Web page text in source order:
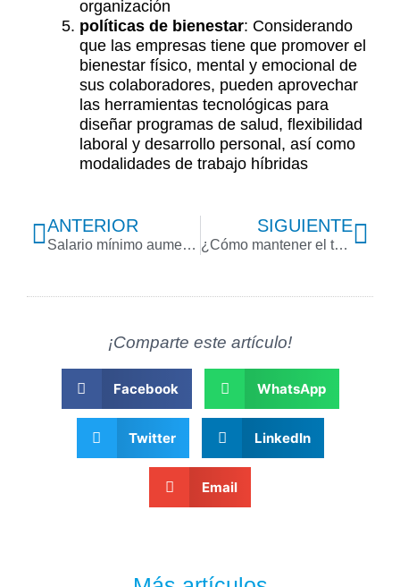
organización
políticas de bienestar: Considerando
que las empresas tiene que promover el
bienestar físico, mental y emocional de
sus colaboradores, pueden aprovechar
las herramientas tecnológicas para
diseñar programas de salud, flexibilidad
laboral y desarrollo personal, así como
modalidades de trabajo híbridas
Previo
ANTERIOR
Salario mínimo aumentará 12% en 2025
SIGUIENTE
¿Cómo mantener el talento sin un aumento salarial?
¡Comparte este artículo!
Facebook WhatsApp
Twitter LinkedIn
Email